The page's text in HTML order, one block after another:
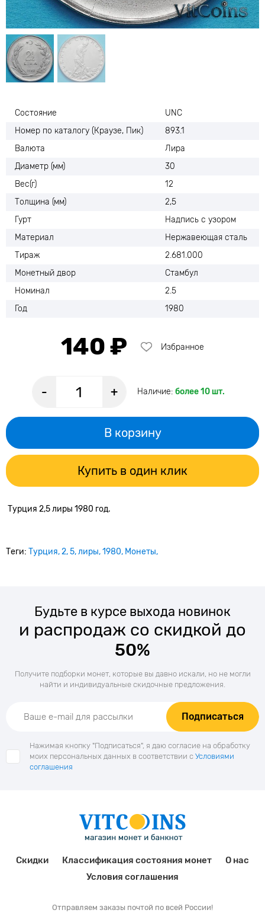
Состояние
UNC
Номер по каталогу (Краузе, Пик)
893.1
Валюта
Лира
Диаметр (мм)
30
Вес(г)
12
Толщина (мм)
2,5
Гурт
Надпись с узором
Материал
Нержавеющая сталь
Тираж
2.681.000
Монетный двор
Стамбул
Номинал
2.5
Год
1980
140 ₽ Избранное
- + Наличие: более 10 шт.
В корзину
Купить в один клик
Турция 2,5 лиры 1980 год.
Теги: Турция 2 5 лиры 1980 Монеты
Будьте в курсе выхода новинок
и распродаж со скидкой до
50%
Получите подборки монет, которые вы давно искали, но не могли
найти и индивидуальные скидочные предложения.
Подписаться
Нажимая кнопку "Подписаться", я даю согласие на обработку
моих персональных данных в соответствии с Условиями
соглашения
Скидки Классификация состояния монет
О нас
Условия соглашения
Отправляем заказы почтой по всей России!